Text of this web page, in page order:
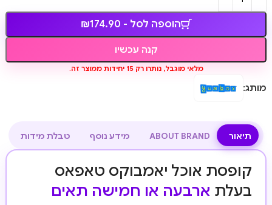
הוספה לסל - ₪174.90
קנה עכשיו
מלאי מוגבל, נותרו רק 15 יחידות ממוצר זה.
מותג:
תיאור ABOUT BRAND מידע נוסף טבלת מידות
קופסת אוכל יאמבוקס טאפאס
בעלת ארבעה או חמישה תאים